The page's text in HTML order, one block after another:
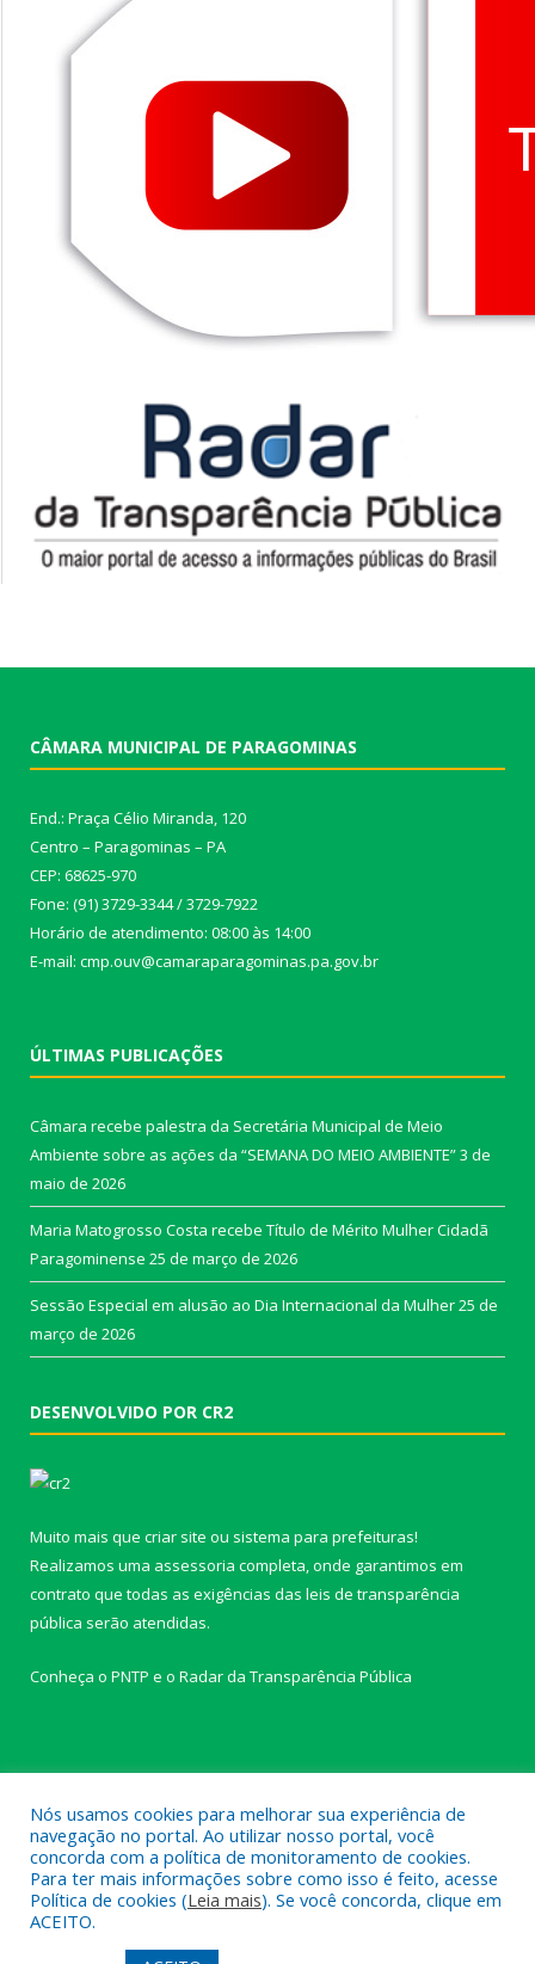
CÂMARA MUNICIPAL DE PARAGOMINAS
End.: Praça Célio Miranda, 120
Centro – Paragominas – PA
CEP: 68625-970
Fone: (91) 3729-3344 / 3729-7922
Horário de atendimento: 08:00 às 14:00
E-mail: cmp.ouv@camaraparagominas.pa.gov.br
ÚLTIMAS PUBLICAÇÕES
Câmara recebe palestra da Secretária Municipal de Meio
Ambiente sobre as ações da “SEMANA DO MEIO AMBIENTE”3 de
maio de 2026
Maria Matogrosso Costa recebe Título de Mérito Mulher Cidadã
Paragominense 25 de março de 2026
Sessão Especial em alusão ao Dia Internacional da Mulher25 de
março de 2026
DESENVOLVIDO POR CR2
Muito mais que criar site ou sistema para prefeituras!
Realizamos uma assessoria completa, onde garantimos em
contrato que todas as exigências das leis de transparência
pública serão atendidas.
Conheça o PNTP e o Radar da Transparência Pública
Mapa do Site
Acessar Área Administrativa
Acessar Webmail
Nós usamos cookies para melhorar sua experiência de
navegação no portal. Ao utilizar nosso portal, você
concorda com a política de monitoramento de cookies.
Para ter mais informações sobre como isso é feito, acesse
Política de cookies (Leia mais). Se você concorda, clique em
ACEITO.